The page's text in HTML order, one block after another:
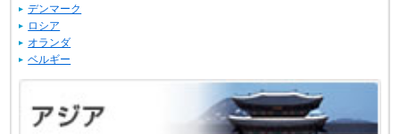
デンマーク
ロシア
オランダ
ベルギー